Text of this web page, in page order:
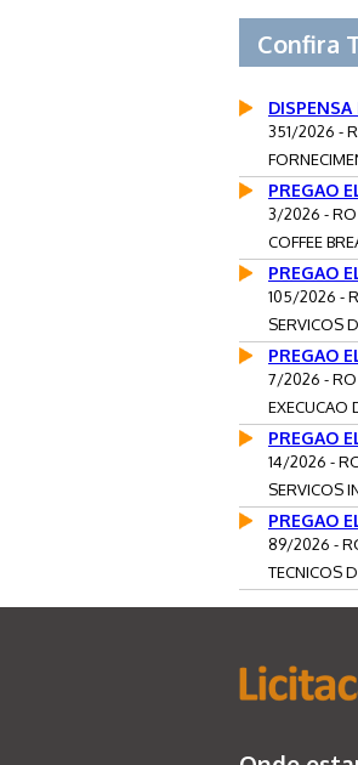
Confira
351/2026 -
PREGAO
3/2026 - RO
COFFEE
PREGAO
105/2026 -
SERVICOS
PREGAO
7/2026 - RO
EXECUCAO
PREGAO
14/2026 -
SERVICOS
PREGAO
89/2026 -
TECNICOS